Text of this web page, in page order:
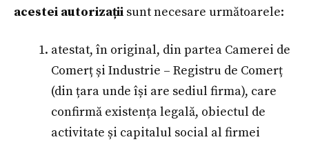
acestei autorizații sunt necesare următoarele:
atestat, în original, din partea Camerei de
Comerț și Industrie – Registru de Comerț
(din țara unde își are sediul firma), care
confirmă existența legală, obiectul de
activitate și capitalul social al firmei